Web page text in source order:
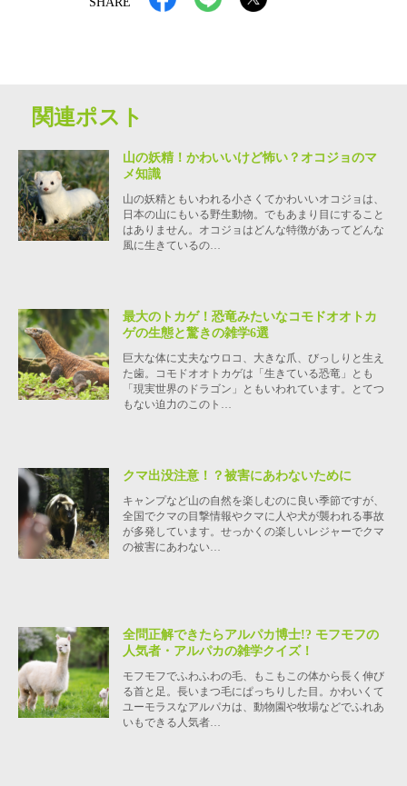
関連ポスト
山の妖精！かわいいけど怖い？オコジョのマ
メ知識
山の妖精ともいわれる小さくてかわいいオコジョは、
日本の山にもいる野生動物。でもあまり目にすること
はありません。オコジョはどんな特徴があってどんな
風に生きているの…
最大のトカゲ！恐竜みたいなコモドオオトカ
ゲの生態と驚きの雑学6選
巨大な体に丈夫なウロコ、大きな爪、びっしりと生え
た歯。コモドオオトカゲは「生きている恐竜」とも
「現実世界のドラゴン」ともいわれています。とてつ
もない迫力のこのト…
クマ出没注意！？被害にあわないために
キャンプなど山の自然を楽しむのに良い季節ですが、
全国でクマの目撃情報やクマに人や犬が襲われる事故
が多発しています。せっかくの楽しいレジャーでクマ
の被害にあわない…
全問正解できたらアルパカ博士!? モフモフの
人気者・アルパカの雑学クイズ！
モフモフでふわふわの毛、もこもこの体から長く伸び
る首と足。長いまつ毛にぱっちりした目。かわいくて
ユーモラスなアルパカは、動物園や牧場などでふれあ
いもできる人気者…